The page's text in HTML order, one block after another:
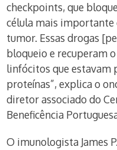
checkpoints, que
célula mais importante
tumor. Essas drogas
bloqueio e recuperam
linfócitos que estavam
proteínas”, explica o
diretor associado do
Beneficência
O imunologista James